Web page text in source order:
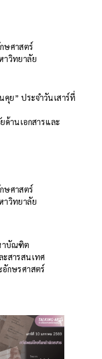
ษศาสตร์
าวิทยาลัย
คุย” ประจำวันเสาร์ที่
ด้านเอกสารและ
ษศาสตร์
าวิทยาลัย
าบัณฑิต
สารสนเทศ
กษรศาสตร์